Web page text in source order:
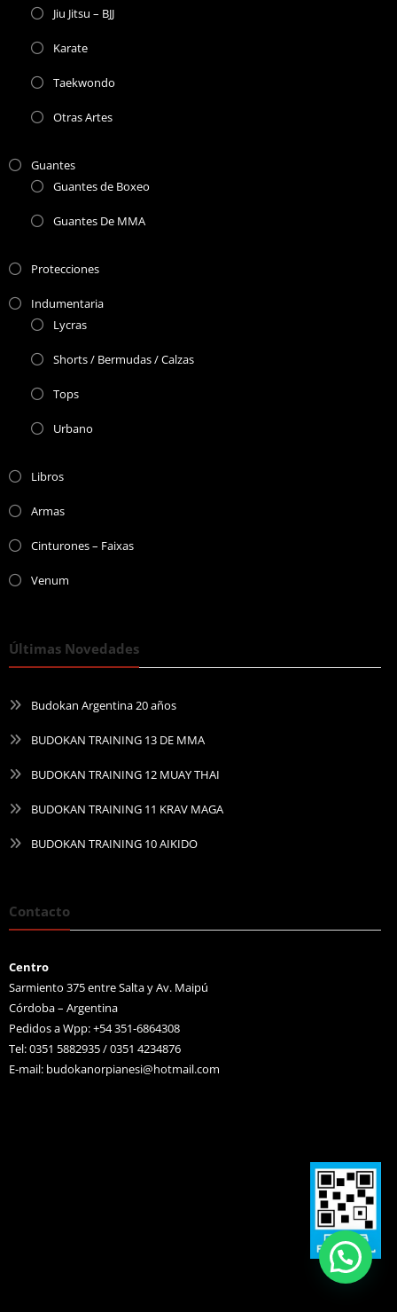
Jiu Jitsu – BJJ
Karate
Taekwondo
Otras Artes
Guantes
Guantes de Boxeo
Guantes De MMA
Protecciones
Indumentaria
Lycras
Shorts / Bermudas / Calzas
Tops
Urbano
Libros
Armas
Cinturones – Faixas
Venum
Últimas Novedades
Budokan Argentina 20 años
BUDOKAN TRAINING 13 DE MMA
BUDOKAN TRAINING 12 MUAY THAI
BUDOKAN TRAINING 11 KRAV MAGA
BUDOKAN TRAINING 10 AIKIDO
Contacto
Centro
Sarmiento 375 entre Salta y Av. Maipú
Córdoba – Argentina
Pedidos a Wpp: +54 351-6864308
Tel: 0351 5882935 / 0351 4234876
E-mail: budokanorpianesi@hotmail.com